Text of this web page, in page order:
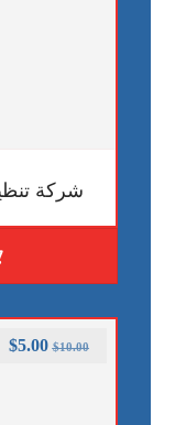
شركة تنظيف
$10.00
$5.00